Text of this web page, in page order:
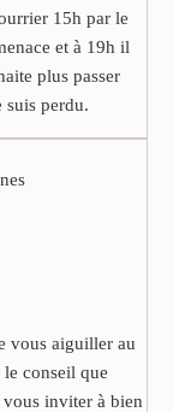
15h par le
et à 19h il
plus passer
suis perdu.
vous aiguiller au
conseil que
vous inviter à bien